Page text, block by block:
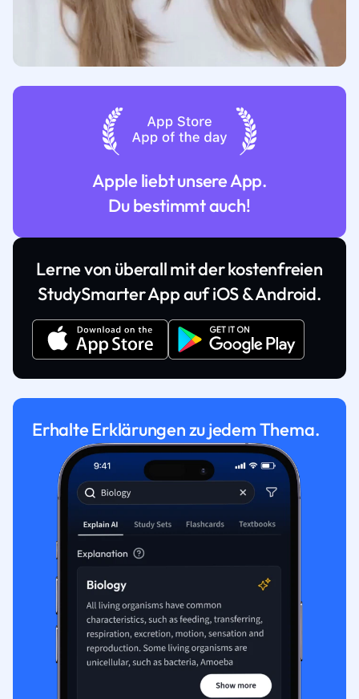
Apple liebt unsere App.
Du bestimmt auch!
Lerne von überall mit der kostenfreien
StudySmarter App auf iOS & Android.
Erhalte Erklärungen zu jedem Thema.